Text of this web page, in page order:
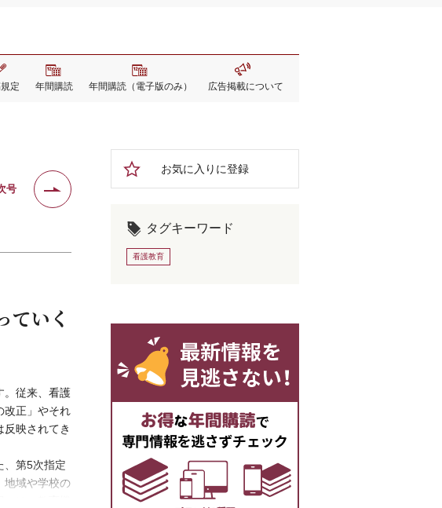
定 年間購読 年間購読 （電子版のみ） 広告掲載について
号
いく
。従来、看護
改正」やそれ
映されてき
、第5次指定
地域や学校の
は、教育機
お気に入りに登録
タグキーワード
看護教育